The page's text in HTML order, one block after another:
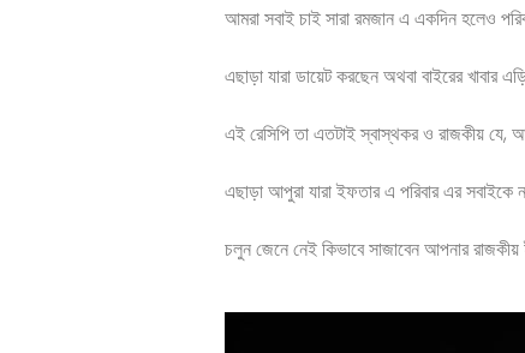
আমরা সবাই চাই সারা রমজান এ একদিন হলেও
এছাড়া যারা ডায়েট করছেন অথবা বাইরের খাবার
এই রেসিপি তা এতটাই স্বাস্থকর ও রাজকীয় যে,
এছাড়া আপুরা যারা ইফতার এ পরিবার এর সবাইকে
চলুন জেনে নেই কিভাবে সাজাবেন আপনার